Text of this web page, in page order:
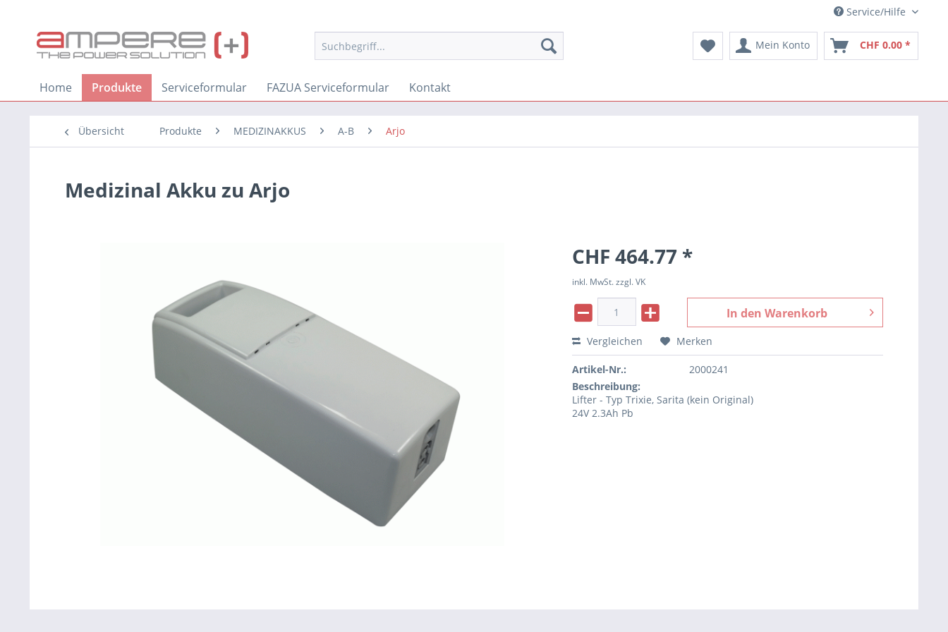
Service/Hilfe
Mein Konto CHF 0.00 *
Home Produkte Serviceformular FAZUA Serviceformular Kontakt
Übersicht Produkte MEDIZINAKKUS A-B Arjo
Medizinal Akku zu Arjo
CHF 464.77 *
inkl. MwSt. zzgl. VK
In den Warenkorb
Vergleichen Merken
Artikel-Nr.:
2000241
Beschreibung:
Lifter - Typ Trixie, Sarita (kein Original)
24V 2.3Ah Pb